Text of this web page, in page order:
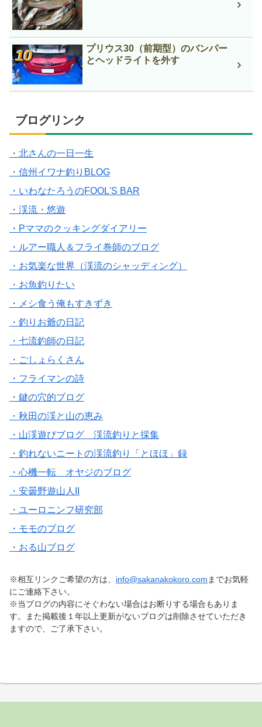
プリウス30（前期型）のバンパー
とヘッドライトを外す
ブログリンク
・北さんの一日一生
・信州イワナ釣りBLOG
・いわなたろうのFOOL'S BAR
・渓流・悠遊
・Pママのクッキングダイアリー
・ルアー職人＆フライ巻師のブログ
・お気楽な世界（渓流のシャッディング）
・お魚釣りたい
・メシ食う俺もすきずき
・釣りお爺の日記
・七流釣師の日記
・ごしょらくさん
・フライマンの詩
・鍵の穴的ブログ
・秋田の渓と山の恵み
・山渓遊びブログ 渓流釣りと採集
・釣れないニートの渓流釣り「とほほ」録
・心機一転 オヤジのブログ
・安曇野遊山人II
・ユーロニンフ研究部
・モモのブログ
・おる山ブログ
※相互リンクご希望の方は、 info@sakanakokoro.com までお気軽
にご連絡下さい。
※当ブログの内容にそぐわない場合はお断りする場合もありま
す。また掲載後１年以上更新がないブログは削除させていただき
ますので、ご了承下さい。